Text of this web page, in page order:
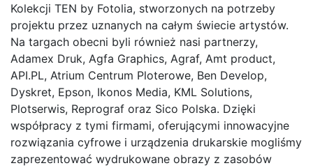
Kolekcji TEN by Fotolia, stworzonych na potrzeby
projektu przez uznanych na całym świecie artystów.
Na targach obecni byli również nasi partnerzy,
Adamex Druk, Agfa Graphics, Agraf, Amt product,
API.PL, Atrium Centrum Ploterowe, Ben Develop,
Dyskret, Epson, Ikonos Media, KML Solutions,
Plotserwis, Reprograf oraz Sico Polska. Dzięki
współpracy z tymi firmami, oferującymi innowacyjne
rozwiązania cyfrowe i urządzenia drukarskie mogliśmy
zaprezentować wydrukowane obrazy z zasobów